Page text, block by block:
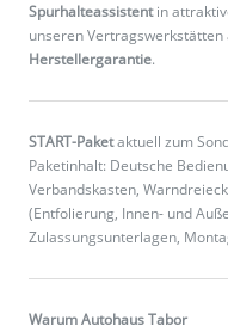
Spurhalteassistentin
unseren
Herstellergarantie.
START-Paketaktuell zum
Paketinhalt: Deutsche
Verbandskasten,
(Entfolierung, Innen- und
Zulassungsunterlagen,
Warum Autohaus Tabor